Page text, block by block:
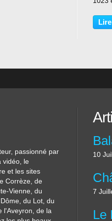
un
Loue. Au nord-
une
passionné par
vidéo, le
et les sites
Corrèze, de
Vienne, du
du Lot, du
l'Aveyron, de la
10
7